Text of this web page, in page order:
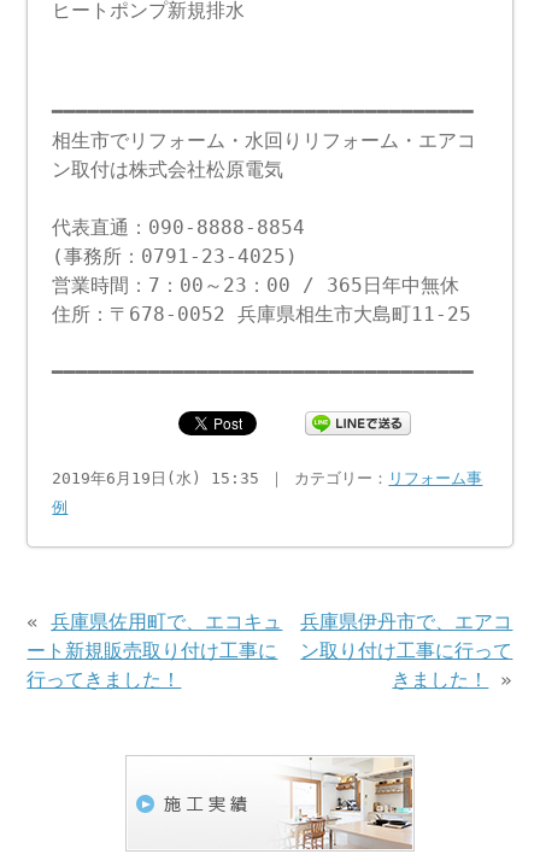
ヒートポンプ新規排水
━━━━━━━━━━━━━━━━━━━━━━━━━━━━━━━━━━━
相生市でリフォーム・水回りリフォーム・エアコ
ン取付は株式会社松原電気
代表直通：090-8888-8854
(事務所：0791-23-4025)
営業時間：7：00～23：00 / 365日年中無休
住所：〒678-0052 兵庫県相生市大島町11-25
━━━━━━━━━━━━━━━━━━━━━━━━━━━━━━━━━━━
2019年6月19日(水) 15:35 ｜ カテゴリー： リフォーム事
例
«兵庫県佐用町で、エコキュ
ート新規販売取り付け工事に
行ってきました！
兵庫県伊丹市で、エアコ
ン取り付け工事に行って
きました！
»